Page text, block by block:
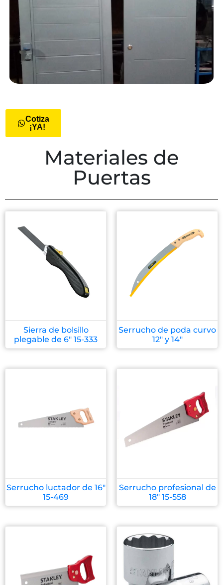
Cotiza
¡YA!
Materiales de
Puertas
Sierra de bolsillo
plegable de 6″ 15-333
Serrucho de poda curvo
12″ y 14″
Serrucho luctador de 16″
15-469
Serrucho profesional de
18″ 15-558